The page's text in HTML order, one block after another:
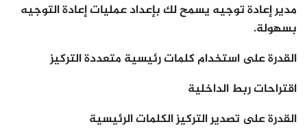
مدير إعادة توجيه يسمح لك بإعداد عمليات إعادة التوجيه
بسهولة.
القدرة على استخدام كلمات رئيسية متعددة التركيز
اقتراحات ربط الداخلية
القدرة على تصدير التركيز الكلمات الرئيسية